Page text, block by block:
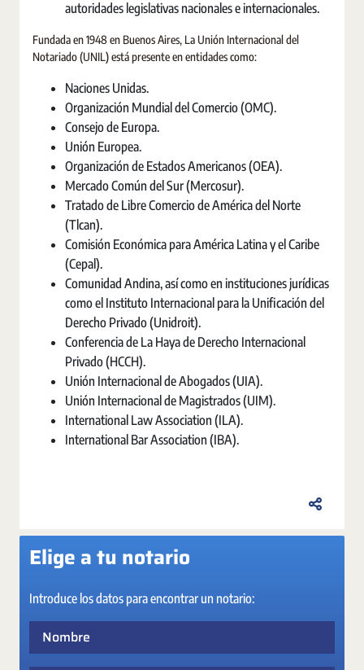
autoridades legislativas nacionales e internacionales.
Fundada en 1948 en Buenos Aires, La Unión Internacional del
Notariado (UNIL) está presente en entidades como:
Naciones Unidas.
Organización Mundial del Comercio (OMC).
Consejo de Europa.
Unión Europea.
Organización de Estados Americanos (OEA).
Mercado Común del Sur (Mercosur).
Tratado de Libre Comercio de América del Norte
(Tlcan).
Comisión Económica para América Latina y el Caribe
(Cepal).
Comunidad Andina, así como en instituciones jurídicas
como el Instituto Internacional para la Unificación del
Derecho Privado (Unidroit).
Conferencia de La Haya de Derecho Internacional
Privado (HCCH).
Unión Internacional de Abogados (UIA).
Unión Internacional de Magistrados (UIM).
International Law Association (ILA).
International Bar Association (IBA).
Elige a tu notario
Introduce los datos para encontrar un notario: